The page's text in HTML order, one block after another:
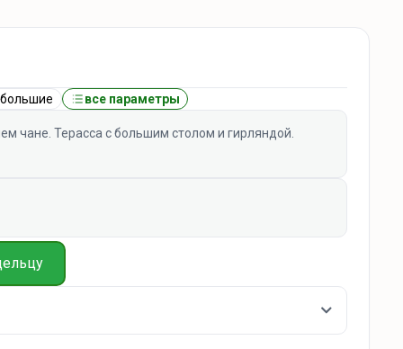
все параметры
чане. Терасса с большим столом и гирляндой.